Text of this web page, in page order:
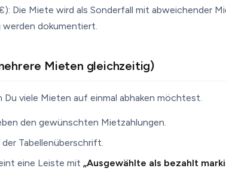
Die Miete wird als Sonderfall mit abweichender
dokumentiert.
Mieten gleichzeitig)
viele Mieten auf einmal abhaken möchtest.
den gewünschten Mietzahlungen.
der Tabellenüberschrift.
eine Leiste mit „Ausgewählte als bezahlt